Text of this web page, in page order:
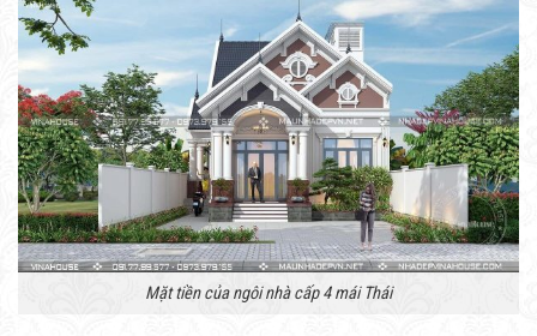
Mặt tiền của ngôi nhà cấp 4 mái Thái